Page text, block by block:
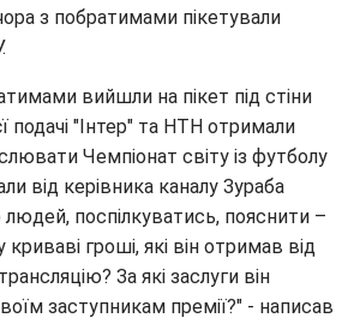
з побратимами пікетували
вийшли на пікет під стіни
подачі "Інтер" та НТН отримали
Чемпіонат світу із футболу
від керівника каналу Зураба
людей, поспілкуватись, пояснити –
гроші, які він отримав від
За які заслуги він
заступникам премії?" - написав